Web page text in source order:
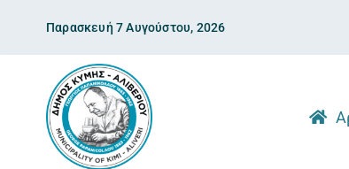
content
Παρασκευή 7 Αυγούστου, 2026